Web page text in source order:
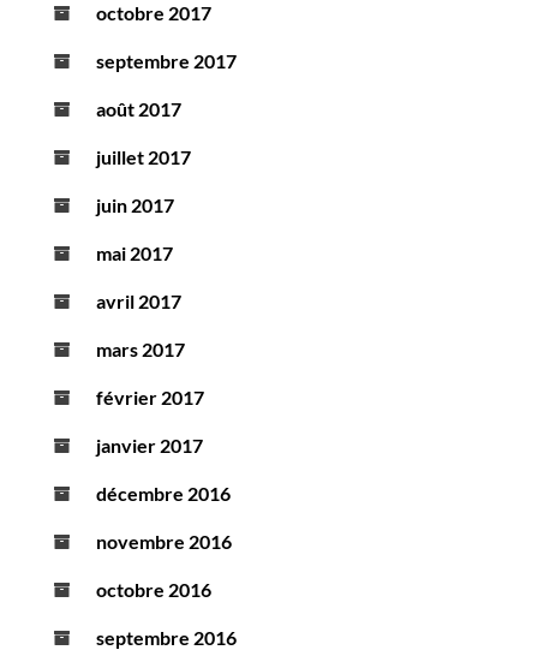
octobre 2017
septembre 2017
août 2017
juillet 2017
juin 2017
mai 2017
avril 2017
mars 2017
février 2017
janvier 2017
décembre 2016
novembre 2016
octobre 2016
septembre 2016